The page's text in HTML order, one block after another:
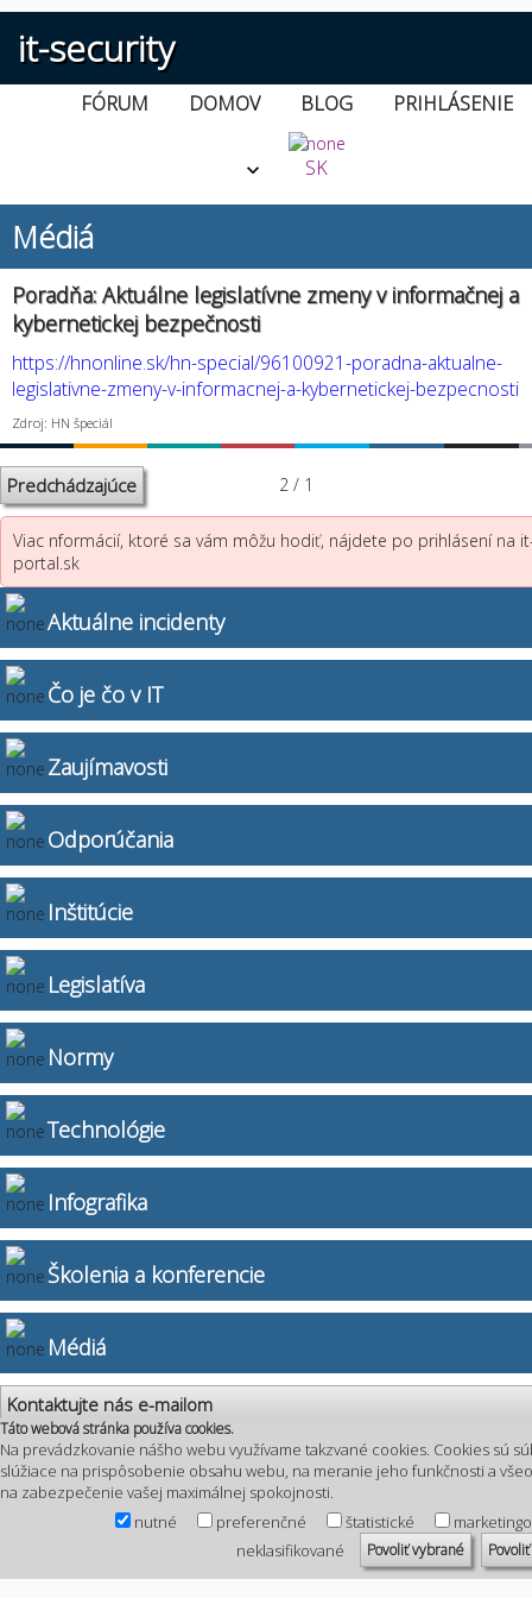
Táto webová stránka používa cookies.
Na prevádzkovanie nášho webu využívame takzvané cookies. Cookies sú
slúžiace na prispôsobenie obsahu webu, na meranie jeho funkčnosti a
na zabezpečenie vašej maximálnej spokojnosti.
nutné
preferenčné štatistické
neklasifikované
Povoliť vybrané
it-security
FÓRUM DOMOV BLOG PRIHLÁSENIE
SK
Médiá
Poradňa: Aktuálne legislatívne zmeny v informačnej a
kybernetickej bezpečnosti
https://hnonline.sk/hn-special/96100921-poradna-aktualne-
legislativne-zmeny-v-informacnej-a-kybernetickej-bezpecnosti
Zdroj: HN špeciál
Predchádzajúce 2 / 1
Viac nformácií, ktoré sa vám môžu hodiť, nájdete po prihlásení na
portal.sk
Aktuálne incidenty
Čo je čo v IT
Zaujímavosti
Odporúčania
Inštitúcie
Legislatíva
Normy
Technológie
Infografika
Školenia a konferencie
Médiá
Kontaktujte nás e-mailom